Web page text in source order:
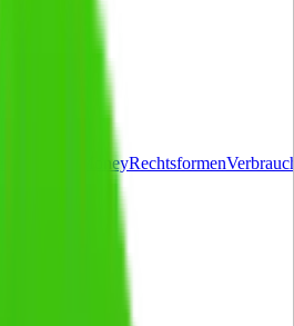
MoneyRechtsformen